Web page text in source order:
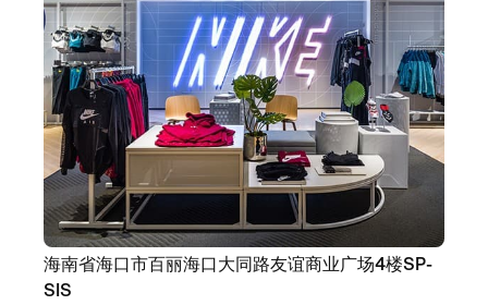
海南省海口市百丽海口大同路友谊商业广场4楼SP-
SIS